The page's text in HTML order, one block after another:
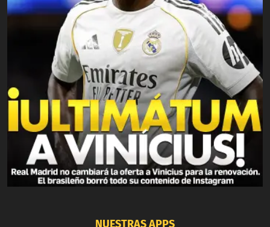
NUESTRAS APPS